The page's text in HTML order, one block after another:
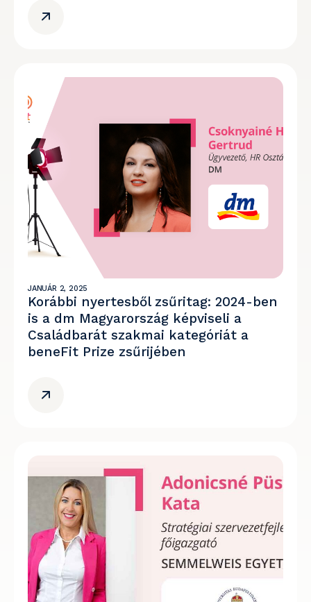
JANUÁR 2, 2025
Korábbi nyertesből zsűritag: 2024-ben
is a dm Magyarország képviseli a
Családbarát szakmai kategóriát a
beneFit Prize zsűrijében